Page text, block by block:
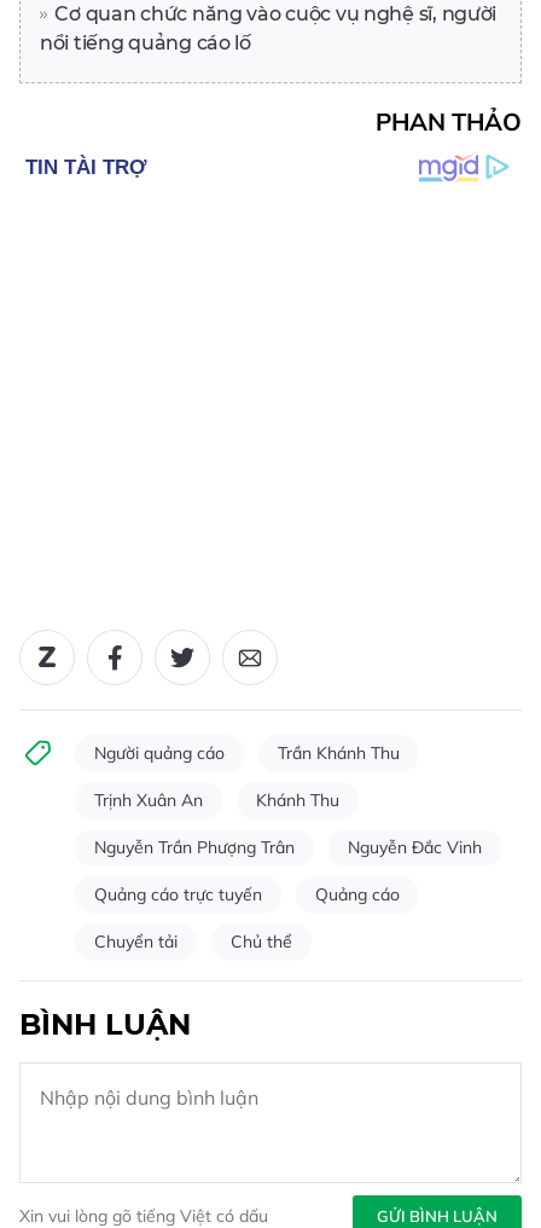
Cơ quan chức năng vào cuộc vụ nghệ sĩ, người
nổi tiếng quảng cáo lố
PHAN THẢO
Người quảng cáo Trần Khánh Thu
Trịnh Xuân An Khánh Thu
Nguyễn Trần Phượng Trân Nguyễn Đắc Vinh
Quảng cáo trực tuyến Quảng cáo
Chuyển tải Chủ thể
BÌNH LUẬN
Xin vui lòng gõ tiếng Việt có dấu GỬI BÌNH LUẬN